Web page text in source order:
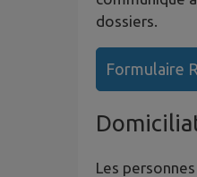
dossiers.
Formulaire
Les